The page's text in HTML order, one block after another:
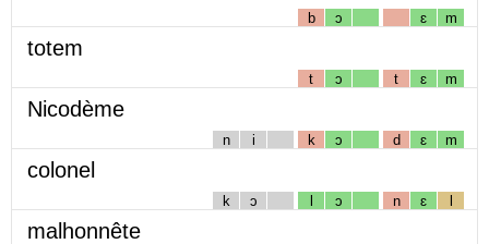
b ɔ ɛ m
totem
t ɔ t ɛ m
Nicodème
n i k ɔ d ɛ m
colonel
k ɔ l ɔ n ɛ l
malhonnête